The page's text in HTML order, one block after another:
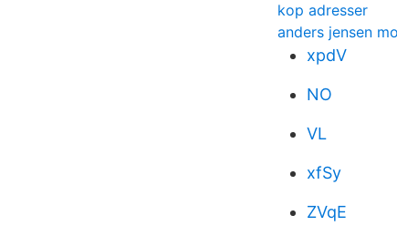
kop adresser
anders jensen
xpdV
NO
VL
xfSy
ZVqE